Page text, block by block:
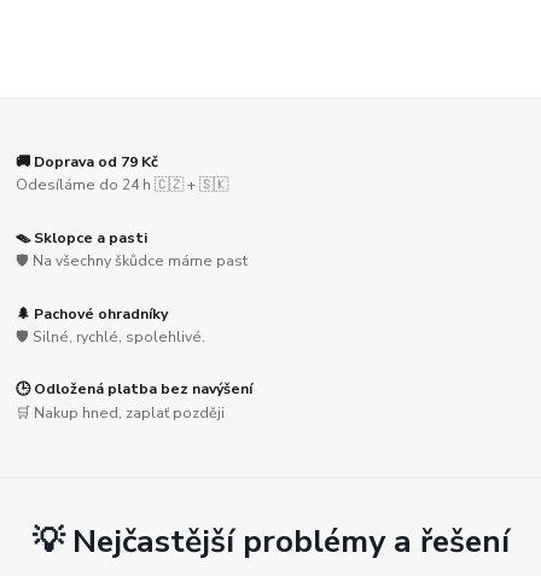
🚚 Doprava od 79 Kč
Odesíláme do 24 h 🇨🇿 + 🇸🇰
🪤 Sklopce a pasti
🛡️ Na všechny škůdce máme past
🌲 Pachové ohradníky
🛡️ Silné, rychlé, spolehlivé.
🕒 Odložená platba bez navýšení
🛒 Nakup hned, zaplať později
💡 Nejčastější problémy a řešení